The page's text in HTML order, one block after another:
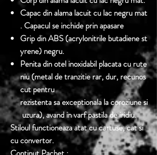
Capac din alama lacuit cu lac negru mat
. Capacul se inchide prin apasare
Grip din ABS (acrylonitrile butadiene st
yrene) negru.
Penita din otel inoxidabil placata curute
niu(metal de tranzitie rar, dur, recunos
cut pentru
rezistenta sa exceptionala la coroziune si
uzura), avand in varf pastila de iridiu.
Stiloul functioneaza atat cu cartuse, cat si
cu convertor.